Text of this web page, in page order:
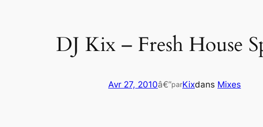
DJ Kix – Fresh House
Avr 27, 2010â€”parKixdans Mixes